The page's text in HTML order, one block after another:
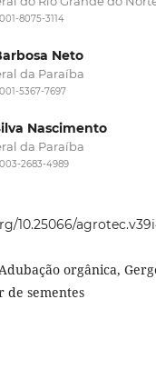
8075-3114
Neto
da Paraíba
5367-7697
Nascimento
da Paraíba
2683-4989
10.25066/
Adubação orgânica,
de sementes